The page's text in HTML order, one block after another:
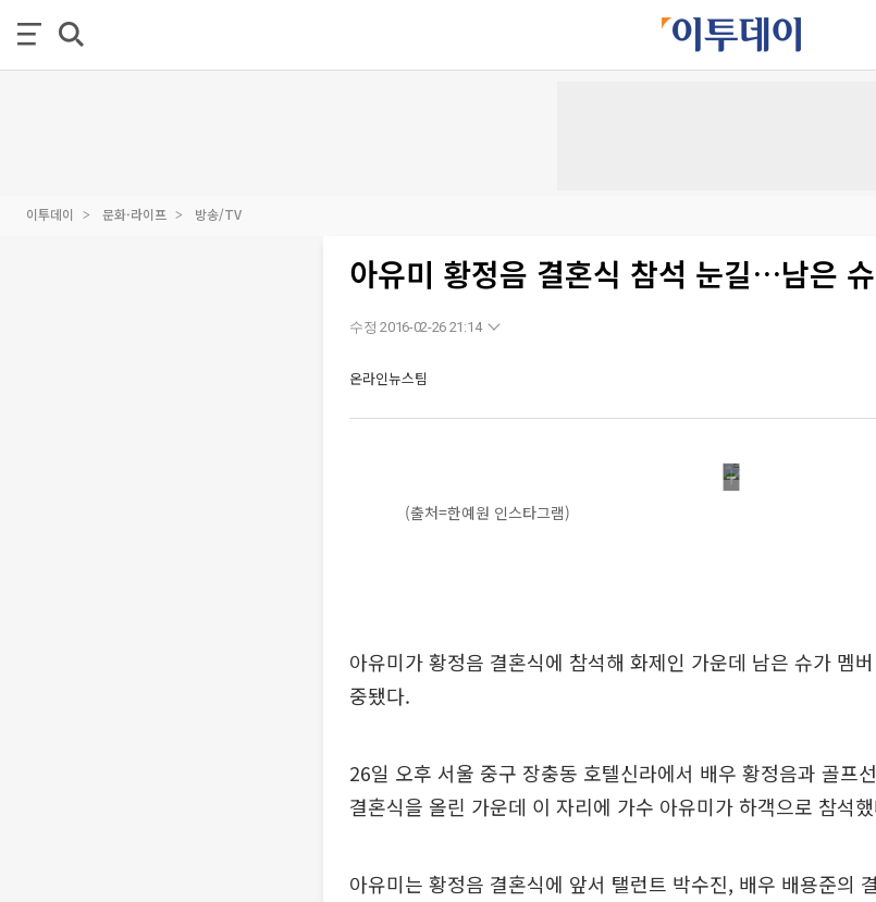
이투데이 문화·라이프 방송/TV
아유미 황정음 결혼식 참석 눈길…남은
수정 2016-02-26 21:14
온라인뉴스팀
(출처=한예원 인스타그램)
아유미가 황정음 결혼식에 참석해 화제인 가운데 남은 슈가 멤
중됐다.
26일 오후 서울 중구 장충동 호텔신라에서 배우 황정음과 골프
결혼식을 올린 가운데 이 자리에 가수 아유미가 하객으로 참석
아유미는 황정음 결혼식에 앞서 탤런트 박수진, 배우 배용준의